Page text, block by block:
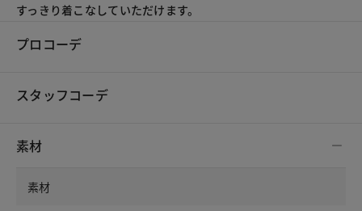
すっきり着こなしていただけます。
プロコーデ
スタッフコーデ
素材
素材